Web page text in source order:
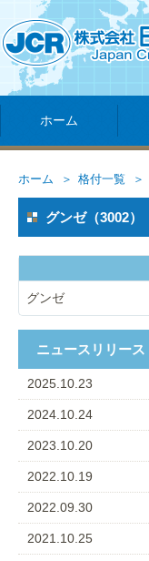
ホーム
ホーム 格付一覧
グンゼ（3002）
グンゼ
ニュースリリース
2025.10.23
2024.10.24
2023.10.20
2022.10.19
2022.09.30
2021.10.25